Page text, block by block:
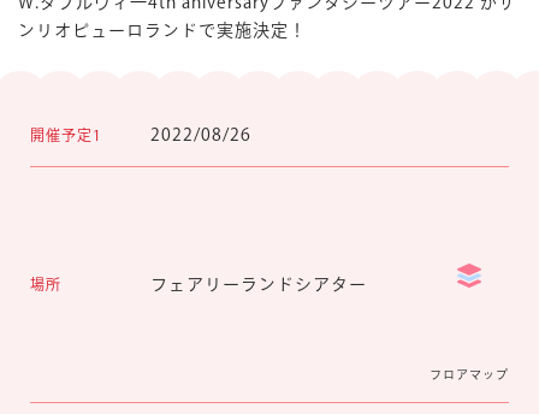
ンリオピューロランドで実施決定！
開催予定1 2022/08/26
場所 フェアリーランドシアター
フロアマップ